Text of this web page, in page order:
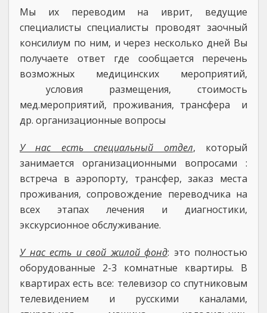
Мы их переводим на иврит, ведущие
специалисты специалисты проводят заочный
консилиум по ним, и через несколько дней Вы
получаете ответ где сообщается перечень
возможных медицинских мероприятий,
условия размещения, стоимость
мед.мероприятий, проживания, трансфера и
др. организационные вопросы
У нас есть специальный отдел, который
занимается организационными вопросами :
встреча в аэропорту, трансфер, заказ места
проживания, сопровождение переводчика на
всех этапах лечения и диагностики,
экскурсионное обслуживание.
У нас есть и свой жилой фонд: это полностью
оборудованные 2-3 комнатные квартиры. В
квартирах есть все: телевизор со спутниковым
телевидением и русскими каналами,